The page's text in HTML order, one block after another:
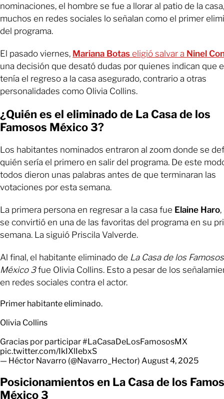
nominaciones, el hombre se fue a llorar al patio de la
muchos en redes sociales lo señalan como el primer
del programa.
El pasado viernes, Mariana Botas eligió salvar a Ninel
una decisión que desató dudas por quienes indican que
tenía el regreso a la casa asegurado, contrario a otras
personalidades como Olivia Collins.
¿Quién es el eliminado de La Casa de los
Famosos México 3?
Los habitantes nominados entraron al zoom donde se
quién sería el primero en salir del programa. De este
todos dieron unas palabras antes de que terminaran las
votaciones por esta semana.
La primera persona en regresar a la casa fue Elaine Haro
se convirtió en una de las favoritas del programa en su
semana. La siguió Priscila Valverde.
Al final, el habitante eliminado de La Casa de los Famosos
México 3fue Olivia Collins. Esto a pesar de los
en redes sociales contra el actor.
Primer habitante eliminado.
Olivia Collins
Gracias por participar#LaCasaDeLosFamososMX
pic.twitter.com/IkIXlIebxS
— Héctor Navarro (@Navarro_Hector) August 4, 2025
Posicionamientos en La Casa de los
México 3